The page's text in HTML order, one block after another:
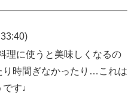
理に使うと美味しくなるの
り時間ぎなかったり…これは
です♩